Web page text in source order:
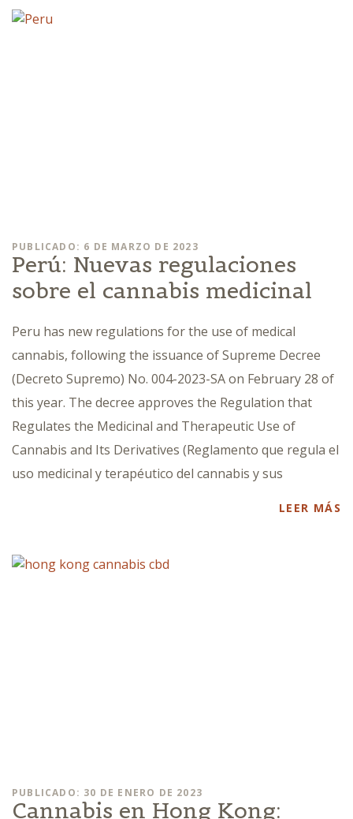
PUBLICADO: 6 DE MARZO DE 2023
Perú: Nuevas regulaciones
sobre el cannabis medicinal
Peru has new regulations for the use of medical
cannabis, following the issuance of Supreme Decree
(Decreto Supremo) No. 004-2023-SA on February 28 of
this year. The decree approves the Regulation that
Regulates the Medicinal and Therapeutic Use of
Cannabis and Its Derivatives (Reglamento que regula el
uso medicinal y terapéutico del cannabis y sus
LEER MÁS
PUBLICADO: 30 DE ENERO DE 2023
Cannabis en Hong Kong: